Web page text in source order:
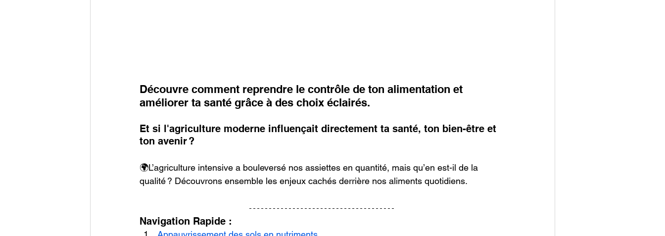
Découvre comment reprendre le contrôle de ton alimentation et
améliorer ta santé grâce à des choix éclairés.
Et si l'agriculture moderne influençait directement ta santé, ton bien-être et
ton avenir ?
🌍L’agriculture intensive a bouleversé nos assiettes en quantité, mais qu’en est-il de la
qualité ? Découvrons ensemble les enjeux cachés derrière nos aliments quotidiens.
Navigation Rapide :